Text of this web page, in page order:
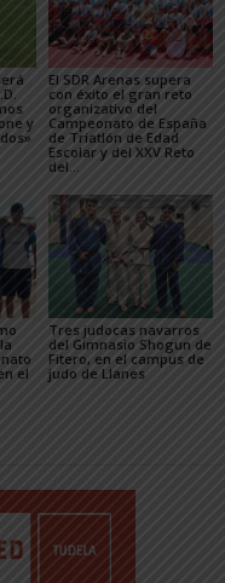
y
El SDR Arenas supera
con éxito el gran reto
organizativo del
Campeonato de España
de Triatlón de Edad
Escolar y del XXV Reto
del...
el
Tres judocas navarros
del Gimnasio Shogun de
Fitero, en el campus de
judo de Llanes